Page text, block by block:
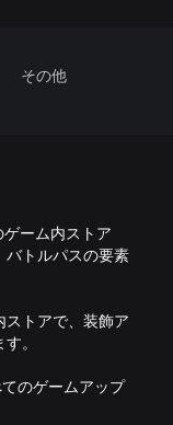
その他
ーム内ストア
バトルパスの要素
トアで、装飾ア
。
のゲームアップ